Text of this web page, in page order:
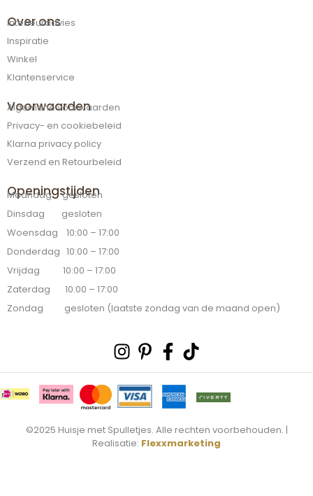
Over ons
Interieuradvies
Inspiratie
Winkel
Klantenservice
Voorwaarden
Algemene voorwaarden
Privacy- en cookiebeleid
Klarna privacy policy
Verzend en Retourbeleid
Openingstijden
Maandag gesloten
Dinsdag gesloten
Woensdag 10:00 – 17:00
Donderdag 10:00 – 17:00
Vrijdag 10:00 – 17:00
Zaterdag 10:00 – 17:00
Zondag gesloten (laatste zondag van de maand open)
Instagram
Pinterest-
p
Facebook-
f
Tiktok
©2025 Huisje met Spulletjes. Alle rechten voorbehouden. |
Realisatie: Flexxmarketing